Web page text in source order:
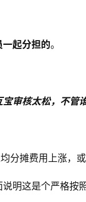
一起分担的。
审核太松，不管
分摊费用 上涨，
明这是个严格按